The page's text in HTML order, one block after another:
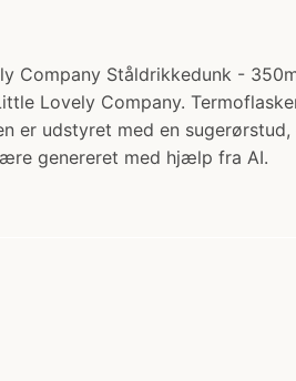
Company Ståldrikkedunk -
Lovely Company.
er udstyret med en
genereret med hjælp fra AI.